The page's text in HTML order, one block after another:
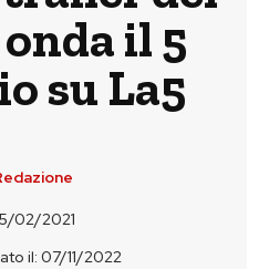
il 5
su La5
02/2021
il: 07/11/2022